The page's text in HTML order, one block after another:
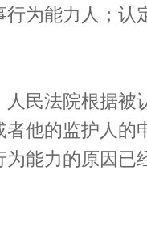
为能力人；认
法院根据被
他的监护人的
为能力的原因已